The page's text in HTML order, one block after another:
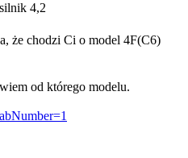
4,2
że chodzi Ci o model 4F(C6)
od którego modelu.